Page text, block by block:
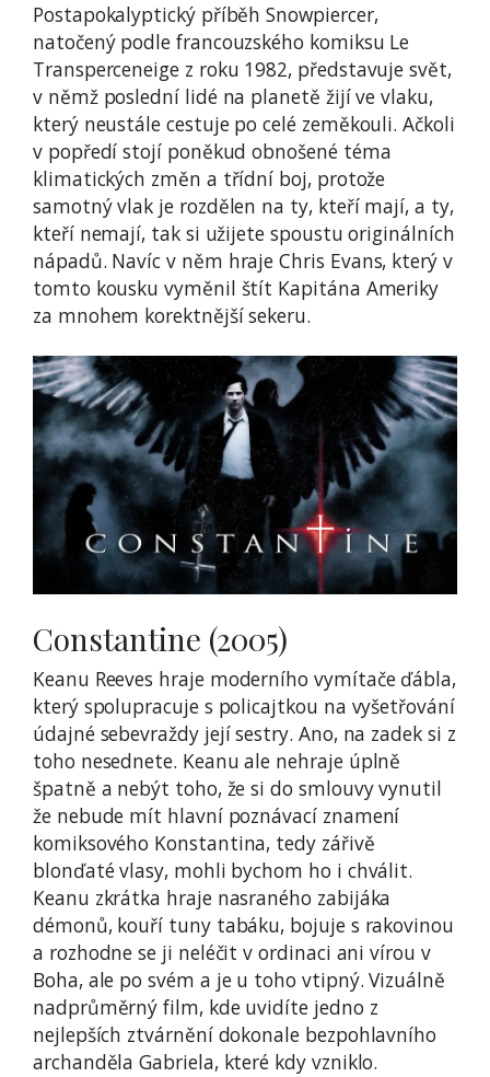
Postapokalyptický příběh Snowpiercer,
natočený podle francouzského komiksu Le
Transperceneige z roku 1982, představuje svět,
v němž poslední lidé na planetě žijí ve vlaku,
který neustále cestuje po celé zeměkouli. Ačkoli
v popředí stojí poněkud obnošené téma
klimatických změn a třídní boj, protože
samotný vlak je rozdělen na ty, kteří mají, a ty,
kteří nemají, tak si užijete spoustu originálních
nápadů. Navíc v něm hraje Chris Evans, který v
tomto kousku vyměnil štít Kapitána Ameriky
za mnohem korektnější sekeru.
Constantine (2005)
Keanu Reeves hraje moderního vymítače ďábla,
který spolupracuje s policajtkou na vyšetřování
údajné sebevraždy její sestry. Ano, na zadek si z
toho nesednete. Keanu ale nehraje úplně
špatně a nebýt toho, že si do smlouvy vynutil
že nebude mít hlavní poznávací znamení
komiksového Konstantina, tedy zářivě
blonďaté vlasy, mohli bychom ho i chválit.
Keanu zkrátka hraje nasraného zabijáka
démonů, kouří tuny tabáku, bojuje s rakovinou
a rozhodne se ji neléčit v ordinaci ani vírou v
Boha, ale po svém a je u toho vtipný. Vizuálně
nadprůměrný film, kde uvidíte jedno z
nejlepších ztvárnění dokonale bezpohlavního
archanděla Gabriela, které kdy vzniklo.